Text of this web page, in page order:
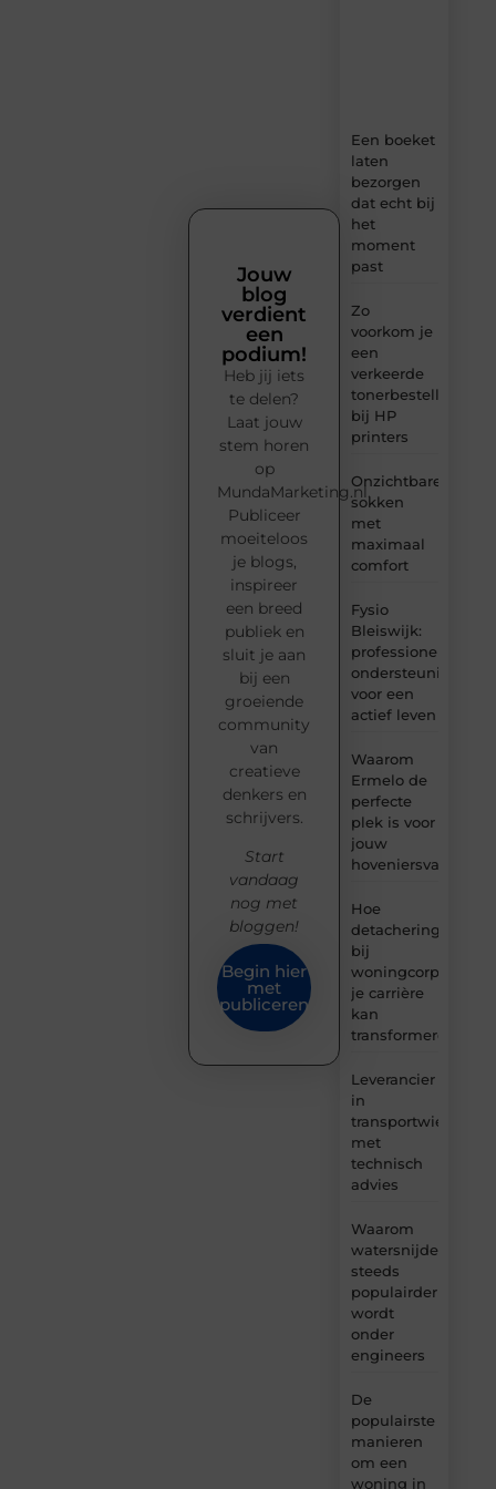
Een boeket
laten
bezorgen
dat echt bij
het
moment
past
Zo
voorkom je
een
verkeerde
tonerbestelling
bij HP
printers
Onzichtbare
sokken
met
maximaal
comfort
Fysio
Bleiswijk:
professionele
ondersteuning
voor een
actief leven
Waarom
Ermelo de
perfecte
plek is voor
jouw
Hoe
detachering
bij
woningcorporaties
je carrière
kan
transformeren
Leverancier
in
transportwielen
met
technisch
advies
Waarom
watersnijden
steeds
populairder
wordt
onder
engineers
De
populairste
manieren
om een
woning in
Jouw
blog
verdient
een
podium!
Heb jij iets
te delen?
Laat jouw
stem horen
op
MundaMarketing.nl.
Publiceer
moeiteloos
je blogs,
inspireer
een breed
publiek en
sluit je aan
bij een
groeiende
community
van
creatieve
denkers en
schrijvers.
Start
vandaag
nog met
bloggen!
Begin hier
met
publiceren